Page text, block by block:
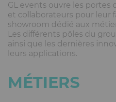
GL events ouvre les portes
et collaborateurs pour leur
showroom dédié aux
Les différents pôles du
ainsi que les dernières
leurs applications.
MÉTIERS